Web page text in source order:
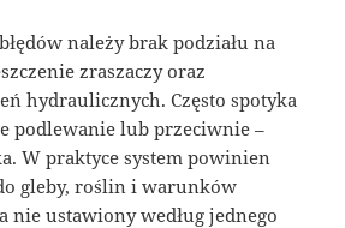
należy brak podziału na
zraszaczy oraz
hydraulicznych. Często spotyka
podlewanie lub przeciwnie –
W praktyce system powinien
gleby, roślin i warunków
nie ustawiony według jednego